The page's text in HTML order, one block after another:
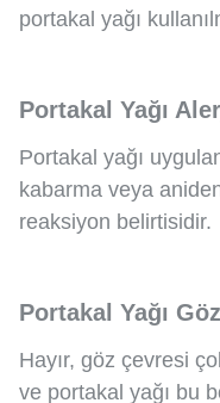
portakal yağı
Portakal Yağı
Portakal yağı
kabarma veya
reaksiyon belirtisidir.
Portakal Yağı
Hayır, göz çevresi
ve portakal yağı bu